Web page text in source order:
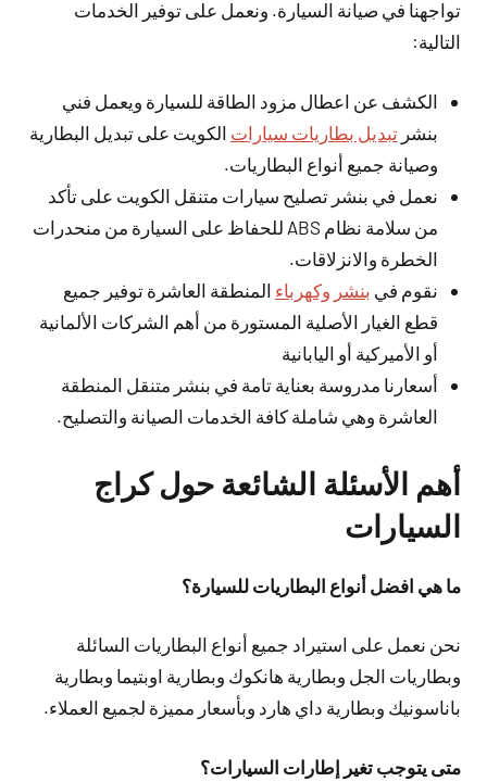
تواجهنا في صيانة السيارة. ونعمل على توفير الخدمات
التالية:
الكشف عن اعطال مزود الطاقة للسيارة ويعمل فني
بنشرتبديل بطاريات سيارات الكويت على تبديل البطارية
وصيانة جميع أنواع البطاريات.
نعمل في بنشر تصليح سيارات متنقل الكويت على تأكد
من سلامة نظام ABS للحفاظ على السيارة من منحدرات
الخطرة والانزلاقات.
نقوم في بنشر وكهرباء المنطقة العاشرة توفير جميع
قطع الغيار الأصلية المستورة من أهم الشركات الألمانية
أو الأميركية أو اليابانية
أسعارنا مدروسة بعناية تامة في بنشر متنقل المنطقة
العاشرة وهي شاملة كافة الخدمات الصيانة والتصليح.
أهم الأسئلة الشائعة حول كراج
السيارات
ما هي افضل أنواع البطاريات للسيارة؟
نحن نعمل على استيراد جميع أنواع البطاريات السائلة
وبطاريات الجل وبطارية هانكوك وبطارية اوبتيما وبطارية
باناسونيك وبطارية داي هارد وبأسعار مميزة لجميع العملاء.
متى يتوجب تغير إطارات السيارات؟